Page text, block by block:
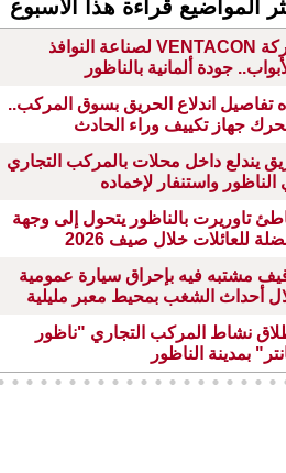
المواضيع قراءة هذا الأسبوع
شركة VENTACON لصناعة النوافذ
جودة ألمانية بالناظور
تفاصيل اندلاع الحريق بسوق المركب..
جهاز تكييف وراء الحادث
يندلع داخل محلات بالمركب التجاري
واستنفار لإخماده
تاوريرت بالناظور يتحول إلى وجهة
للعائلات خلال صيف 2026
مشتبه فيه بإحراق سيارة عمومية
أحداث الشغب بمحيط معبر مليلية
نشاط المركب التجاري "ناظور
بمدينة الناظور